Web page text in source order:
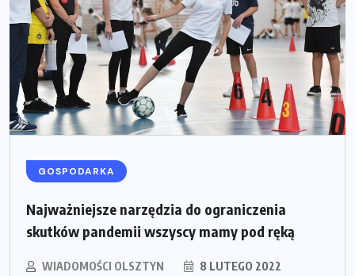
GOSPODARKA
Najważniejsze narzędzia do ograniczenia
skutków pandemii wszyscy mamy pod ręką
WIADOMOŚCI OLSZTYN 8 LUTEGO 2022